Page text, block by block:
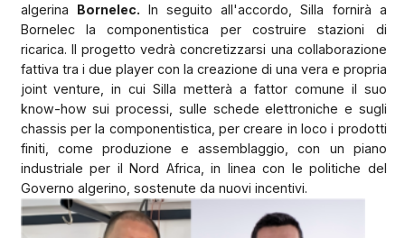
algerina Bornelec. In seguito all'accordo, Silla fornirà a
Bornelec la componentistica per costruire stazioni di
ricarica. Il progetto vedrà concretizzarsi una collaborazione
fattiva tra i due player con la creazione di una vera e propria
joint venture, in cui Silla metterà a fattor comune il suo
know-how sui processi, sulle schede elettroniche e sugli
chassis per la componentistica, per creare in loco i prodotti
finiti, come produzione e assemblaggio, con un piano
industriale per il Nord Africa, in linea con le politiche del
Governo algerino, sostenute da nuovi incentivi.